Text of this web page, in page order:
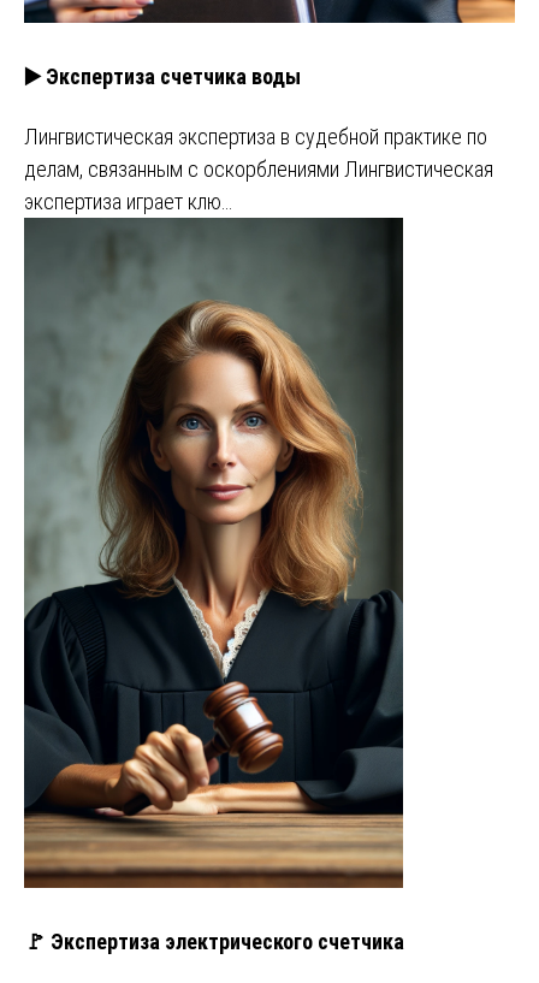
▶️ Экспертиза счетчика воды
Лингвистическая экспертиза в судебной практике по
делам, связанным с оскорблениями Лингвистическая
экспертиза играет клю…
🚩 Экспертиза электрического счетчика